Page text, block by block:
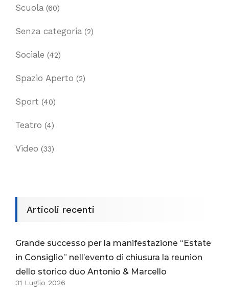
Scuola (60)
Senza categoria (2)
Sociale (42)
Spazio Aperto (2)
Sport (40)
Teatro (4)
Video (33)
Articoli recenti
Grande successo per la manifestazione “Estate
in Consiglio” nell’evento di chiusura la reunion
dello storico duo Antonio & Marcello
31 Luglio 2026